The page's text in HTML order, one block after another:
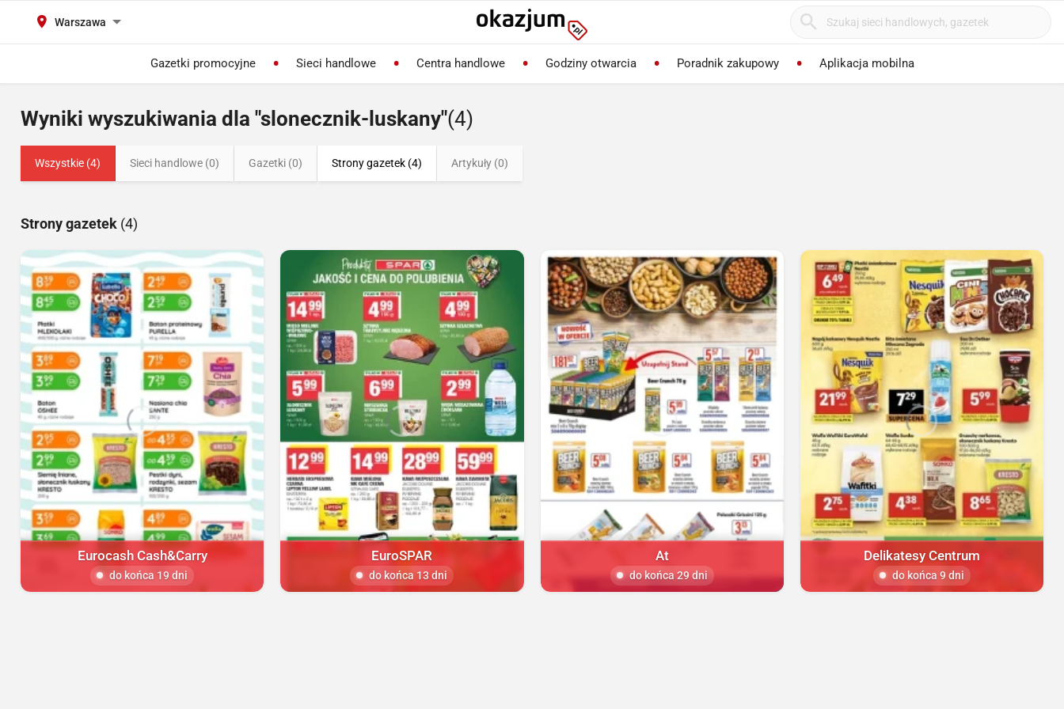
Warszawa
Gazetki promocyjne Sieci handlowe Centra handlowe Godziny otwarcia Poradnik zakupowy Aplikacja mobilna
Wyniki wyszukiwania dla "slonecznik-luskany"(4)
Wszystkie (4) Sieci handlowe (0) Gazetki (0) Strony gazetek (4) Artykuły (0)
Strony gazetek (4)
Eurocash Cash&Carry
do końca 19 dni
EuroSPAR
do końca 13 dni
At
do końca 29 dni
Delikatesy Centrum
do końca 9 dni